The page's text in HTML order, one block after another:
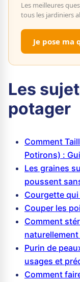
Les meilleures
tous les jardiniers
Je pose
Les
potager
Comment
Potirons) :
Les graines
poussent
Courgette
Couper les
Comment
naturellement
Purin de
usages et
Comment